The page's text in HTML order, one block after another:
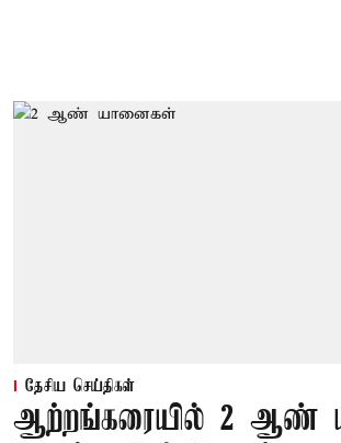
தேசிய செய்திகள்
ஆற்றங்கரையில் 2 ஆண்